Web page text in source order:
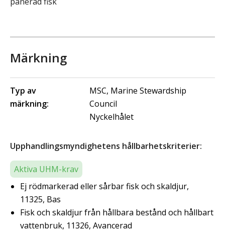
Märkning
Typ av
märkning:
MSC, Marine Stewardship
Council
Nyckelhålet
Upphandlingsmyndighetens hållbarhetskriterier:
Aktiva UHM-krav
Ej rödmarkerad eller sårbar fisk och skaldjur,
11325, Bas
Fisk och skaldjur från hållbara bestånd och hållbart
vattenbruk, 11326, Avancerad